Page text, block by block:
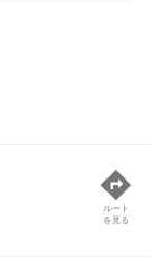
ルート
を見る